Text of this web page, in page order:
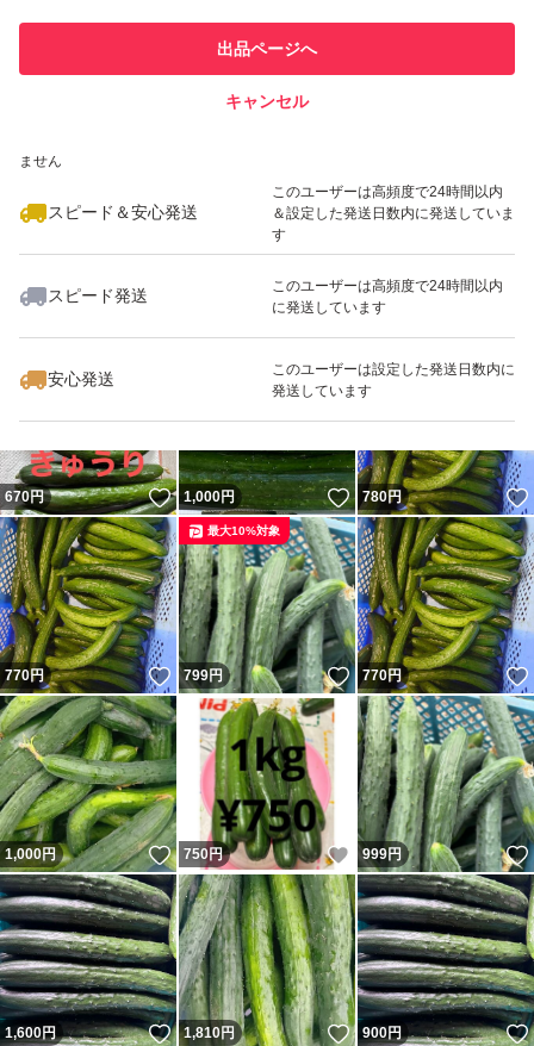
での取引実績があります
ません
スピード＆安心発送
このユーザーは高頻度で24時間以内
＆設定した発送日数内に発送していま
す
スピード発送
このユーザーは高頻度で24時間以内
に発送しています
安心発送
このユーザーは設定した発送日数内に
発送しています
出品ページへ
キャンセル
いいね！
999
670円 いいね！
1,000円 いいね！
780円
770円 いいね！
799円 いいね！
最大10%対象
770円
1,000円 いいね！
750円 いいね！
999円
1,600円 いいね！
1,810円 いいね！
900円